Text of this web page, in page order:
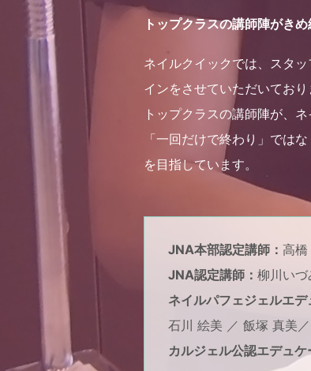
トップクラスの講師陣がき
ネイルクイックでは、スタ
インをさせていただいており
トップクラスの講師陣が、
「一回だけで終わり」では
を目指しています。
JNA本部認定講師： 高
JNA認定講師： 柳川い
ネイルパフェジェルエデ
石川 絵美 ／ 飯塚 真美
カルジェル公認エデュ